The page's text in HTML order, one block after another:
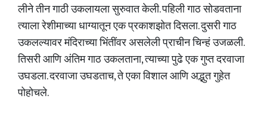
लीने तीन गाठी उकलायला सुरुवात केली. पहिली गाठ सोडवताना
त्याला रेशीमाच्या धाग्यातून एक प्रकाशझोत दिसला. दुसरी गाठ
उकलल्यावर मंदिराच्या भिंतींवर असलेली प्राचीन चिन्हं उजळली.
तिसरी आणि अंतिम गाठ उकलताना, त्याच्या पुढे एक गुप्त दरवाजा
उघडला. दरवाजा उघडताच, ते एका विशाल आणि अद्भुत गुहेत
पोहोचले.